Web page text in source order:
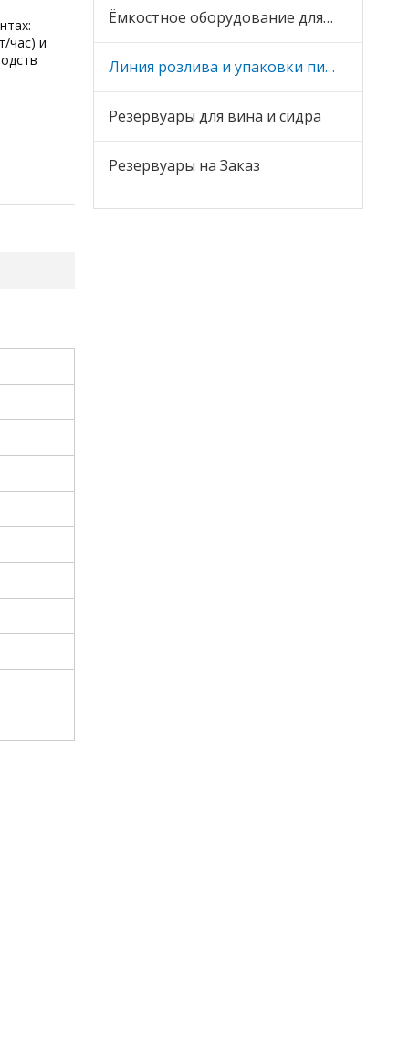
час) и
Ёмкостное оборудование для пива
Линия розлива и упаковки пива
Резервуары для вина и сидра
Резервуары на Заказ